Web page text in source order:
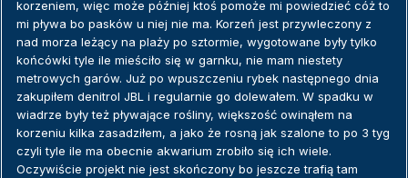
korzeniem, więc może później ktoś pomoże mi powiedzieć cóż to
mi pływa bo pasków u niej nie ma. Korzeń jest przywleczony z
nad morza leżący na plaży po sztormie, wygotowane były tylko
końcówki tyle ile mieściło się w garnku, nie mam niestety
metrowych garów. Już po wpuszczeniu rybek następnego dnia
zakupiłem denitrol JBL i regularnie go dolewałem. W spadku w
wiadrze były też pływające rośliny, większość owinąłem na
korzeniu kilka zasadziłem, a jako że rosną jak szalone to po 3 tyg
czyli tyle ile ma obecnie akwarium zrobiło się ich wiele.
Oczywiście projekt nie jest skończony bo jeszcze trafią tam